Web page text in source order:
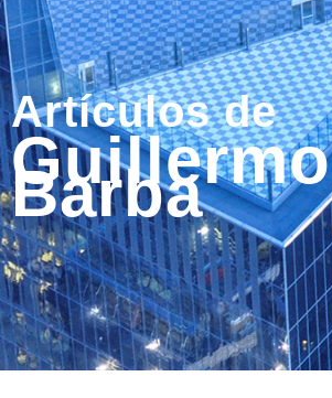
Artículos de
Guillermo
Barba